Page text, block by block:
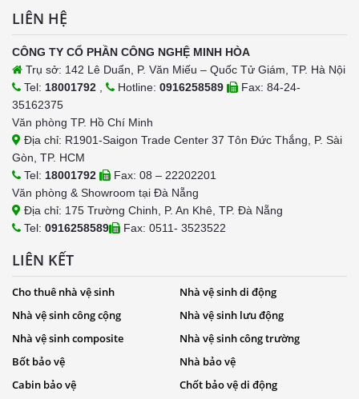
LIÊN HỆ
CÔNG TY CỔ PHẦN CÔNG NGHỆ MINH HÒA
Trụ sở: 142 Lê Duẩn, P. Văn Miếu – Quốc Tử Giám, TP. Hà Nội
Tel: 18001792 Hotline: 0916258589
Fax: 84-24-
35162375
Văn phòng TP. Hồ Chí Minh
Địa chỉ: R1901-Saigon Trade Center 37 Tôn Đức Thắng, P. Sài
Gòn, TP. HCM
Tel: 18001792
Fax: 08 – 22202201
Văn phòng & Showroom tại Đà Nẵng
Địa chỉ: 175 Trường Chinh, P. An Khê, TP. Đà Nẵng
Tel: 0916258589 Fax: 0511- 3523522
LIÊN KẾT
Cho thuê nhà vệ sinh
Nhà vệ sinh di động
Nhà vệ sinh công cộng
Nhà vệ sinh lưu động
Nhà vệ sinh composite
Nhà vệ sinh công trường
Bốt bảo vệ
Nhà bảo vệ
Cabin bảo vệ
Chốt bảo vệ di động